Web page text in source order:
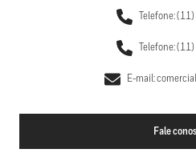
Telefone:
Telefone:
E-mail:
Fale